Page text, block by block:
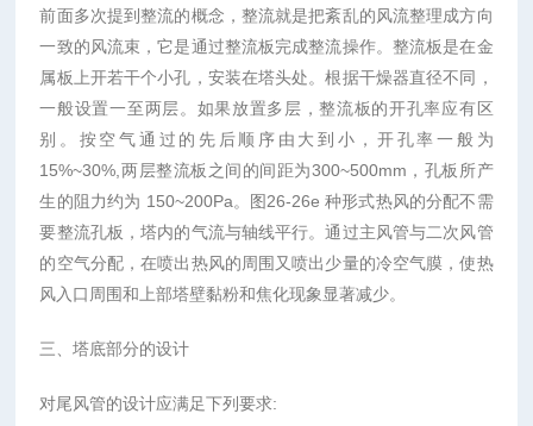
前面多次提到整流的概念，整流就是把紊乱的风流整理成方向
一致的风流束，它是通过整流板完成整流操作。整流板是在金
属板上开若干个小孔，安装在塔头处。根据干燥器直径不同，
一般设置一至两层。如果放置多层，整流板的开孔率应有区
别。按空气通过的先后顺序由大到小，开孔率一般为
15%~30%,两层整流板之间的间距为300~500mm，孔板所产
生的阻力约为 150~200Pa。图26-26e 种形式热风的分配不需
要整流孔板，塔内的气流与轴线平行。通过主风管与二次风管
的空气分配，在喷出热风的周围又喷出少量的冷空气膜，使热
风入口周围和上部塔壁黏粉和焦化现象显著减少。
三、塔底部分的设计
对尾风管的设计应满足下列要求: